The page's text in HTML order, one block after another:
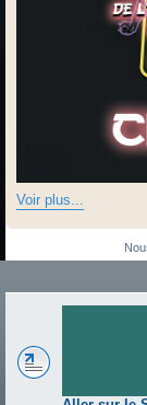
Voir plus...